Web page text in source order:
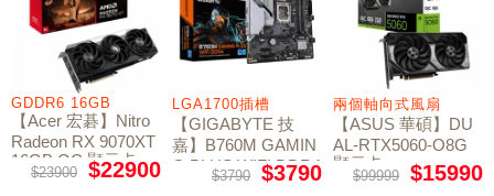
GDDR6 16GB
【Acer 宏碁】Nitro
Radeon RX 9070XT
16GB OC 顯示卡
$23900 $22900
LGA1700插槽
【GIGABYTE 技
嘉】B760M GAMIN
G PLUS WIFI DDR4
主機板$3790 $3790
兩個軸向式風扇
【ASUS 華碩】DU
AL-RTX5060-O8G
顯示卡
$99999 $15990